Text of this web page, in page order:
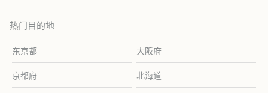
热门目的地
东京都 大阪府
京都府 北海道